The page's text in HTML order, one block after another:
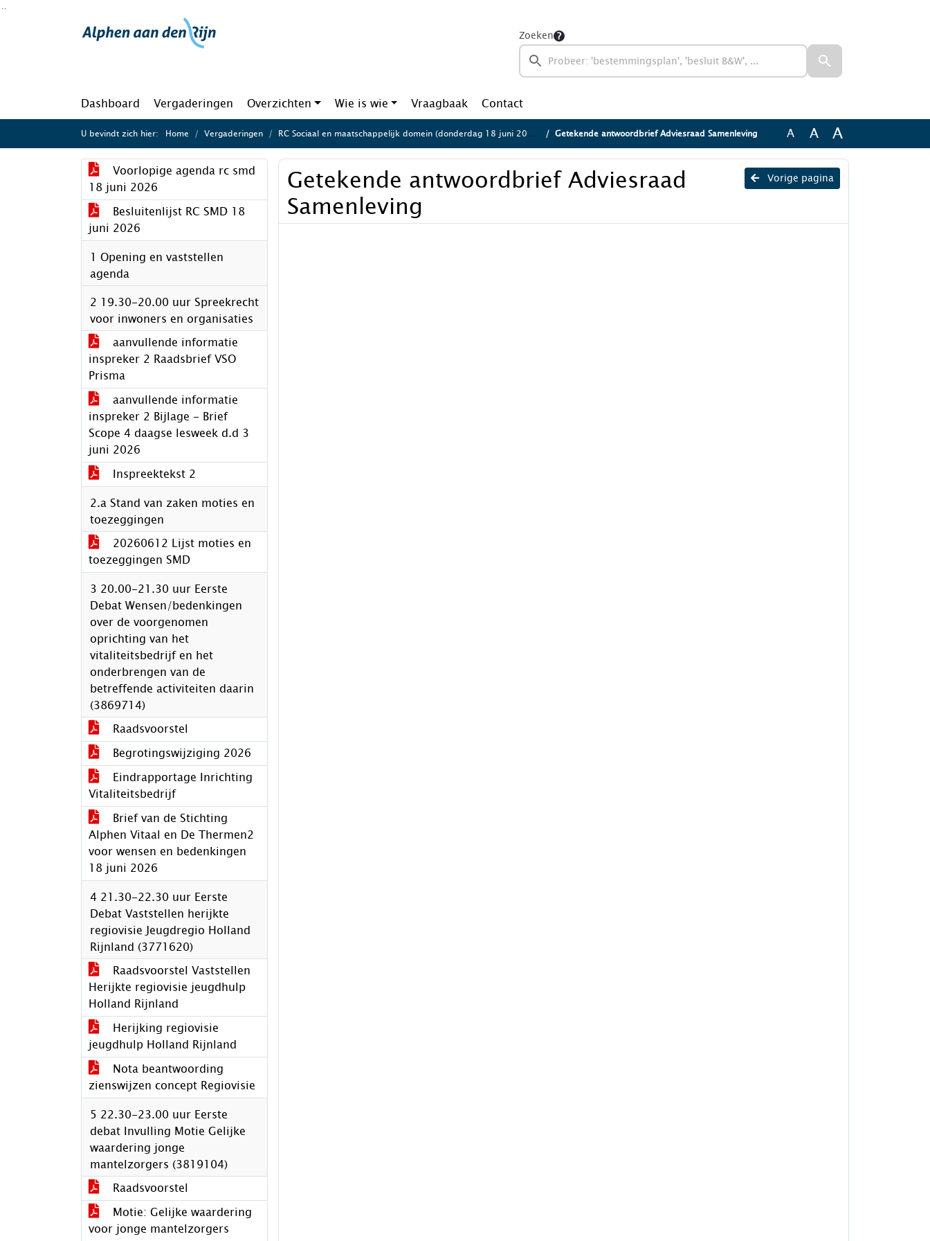
Ga naar de inhoud van deze pagina
Zoeken
Dashboard Vergaderingen Overzichten Wie is wie Vraagbaak Contact
U bevindt zich hier: Home Vergaderingen RC Sociaal en maatschappelijk domein (donderdag 18 juni 2026) Getekende antwoordbrief Adviesraad Samenleving A A A
Voorlopige agenda rc smd
18 juni 2026
Besluitenlijst RC SMD 18
juni 2026
1 Opening en vaststellen
agenda
2 19.30-20.00 uur Spreekrecht
voor inwoners en organisaties
aanvullende informatie
inspreker 2 Raadsbrief VSO
Prisma
aanvullende informatie
inspreker 2 Bijlage - Brief
Scope 4 daagse lesweek d.d 3
juni 2026
Inspreektekst 2
2.a Stand van zaken moties en
toezeggingen
20260612 Lijst moties en
toezeggingen SMD
3 20.00-21.30 uur Eerste
Debat Wensen/bedenkingen
over de voorgenomen
oprichting van het
vitaliteitsbedrijf en het
onderbrengen van de
betreffende activiteiten daarin
(3869714)
Raadsvoorstel
Begrotingswijziging 2026
Eindrapportage Inrichting
Vitaliteitsbedrijf
Brief van de Stichting
Alphen Vitaal en De Thermen2
voor wensen en bedenkingen
18 juni 2026
4 21.30-22.30 uur Eerste
Debat Vaststellen herijkte
regiovisie Jeugdregio Holland
Rijnland (3771620)
Raadsvoorstel Vaststellen
Herijkte regiovisie jeugdhulp
Holland Rijnland
Herijking regiovisie
jeugdhulp Holland Rijnland
Nota beantwoording
zienswijzen concept Regiovisie
5 22.30-23.00 uur Eerste
debat Invulling Motie Gelijke
waardering jonge
mantelzorgers (3819104)
Raadsvoorstel
Motie: Gelijke waardering
voor jonge mantelzorgers
Vorige pagina
Getekende antwoordbrief Adviesraad
Samenleving